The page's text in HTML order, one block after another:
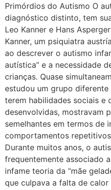
Primórdios do Autismo O
diagnóstico distinto, tem
Leo Kanner e Hans
Kanner, um psiquiatra
ao descrever o autismo
autística” e a necessidade
crianças. Quase
estudou um grupo
terem habilidades sociais e
desenvolvidas, mostravam
semelhantes em termos de
comportamentos
Durante muitos anos, o
frequentemente associado
infame teoria da “mãe
que culpava a falta de